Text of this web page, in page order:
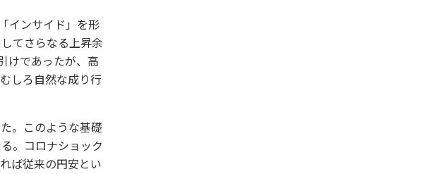
インサイド」を形
てさらなる上昇余
けであったが、高
しろ自然な成り行
。このような基礎
。コロナショック
ば従来の円安とい